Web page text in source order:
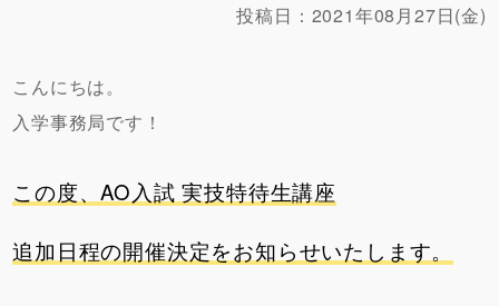
投稿日： 2021年08月27日(金)
こんにちは。
入学事務局です！
この度、AO入試 実技特待生講座
追加日程の開催決定をお知らせいたします。